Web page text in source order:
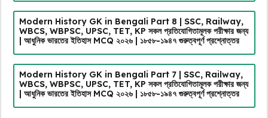
Modern History GK in Bengali Part 8 | SSC, Railway,
WBCS, WBPSC, UPSC, TET, KP সকল প্রতিযোগিতামূলক পরীক্ষার জন্য
| আধুনিক ভারতের ইতিহাস MCQ ২০২৬ | ১৮৫৮-১৯৪৭ গুরুত্বপূর্ণ প্রশ্নোত্তর
Modern History GK in Bengali Part 7 | SSC, Railway,
WBCS, WBPSC, UPSC, TET, KP সকল প্রতিযোগিতামূলক পরীক্ষার জন্য
| আধুনিক ভারতের ইতিহাস MCQ ২০২৬ | ১৮৫৮-১৯৪৭ গুরুত্বপূর্ণ প্রশ্নোত্তর